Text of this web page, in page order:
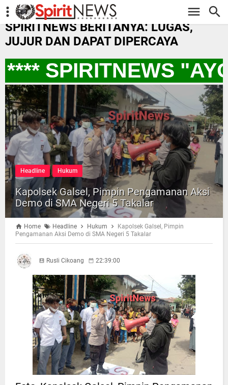
-->
SPIRITNEWS BERITANYA: LUGAS,
JUJUR DAN DAPAT DIPERCAYA
SPIRITNEWS "AYO
Headline Hukum
Kapolsek Galsel, Pimpin Pengamanan Aksi
Demo di SMA Negeri 5 Takalar
Home Headline Hukum
Kapolsek Galsel, Pimpin
Pengamanan Aksi Demo di SMA Negeri 5 Takalar
Rusli Cikoang 22:39:00